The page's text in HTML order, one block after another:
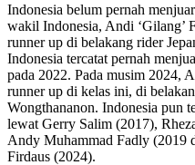
Indonesia belum pernah
wakil Indonesia, Andi ‘Gilang’
runner up di belakang rider
Indonesia tercatat pernah
pada 2022. Pada musim 2024,
runner up di kelas ini, di
Wongthananon. Indonesia pun
lewat Gerry Salim (2017),
Andy Muhammad Fadly (2019
Firdaus (2024).